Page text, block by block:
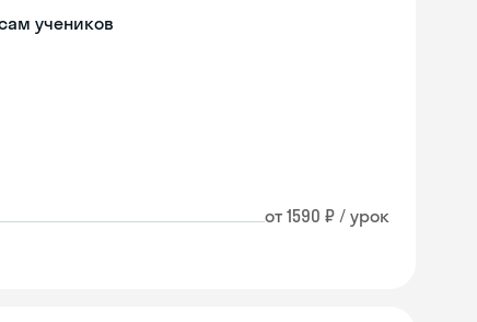
учеников
от 1590 ₽ / урок